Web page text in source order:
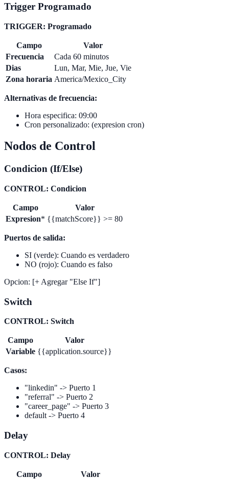
Trigger Programado
TRIGGER: Programado
Campo
Valor
Frecuencia
Cada 60 minutos
Dias
Lun, Mar, Mie, Jue, Vie
Zona horaria America/Mexico_City
Alternativas de frecuencia:
Hora especifica: 09:00
Cron personalizado: (expresion cron)
Nodos de Control
Condicion (If/Else)
CONTROL: Condicion
Campo
Valor
Expresion* {{matchScore}} >= 80
Puertos de salida:
SI (verde): Cuando es verdadero
NO (rojo): Cuando es falso
Opcion: [+ Agregar "Else If"]
Switch
CONTROL: Switch
Campo
Valor
Variable {{application.source}}
Casos:
"linkedin" -> Puerto 1
"referral" -> Puerto 2
"career_page" -> Puerto 3
default -> Puerto 4
Delay
CONTROL: Delay
Campo
Valor